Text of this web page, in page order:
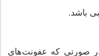
باشد.
صورتی که عفونت‌های